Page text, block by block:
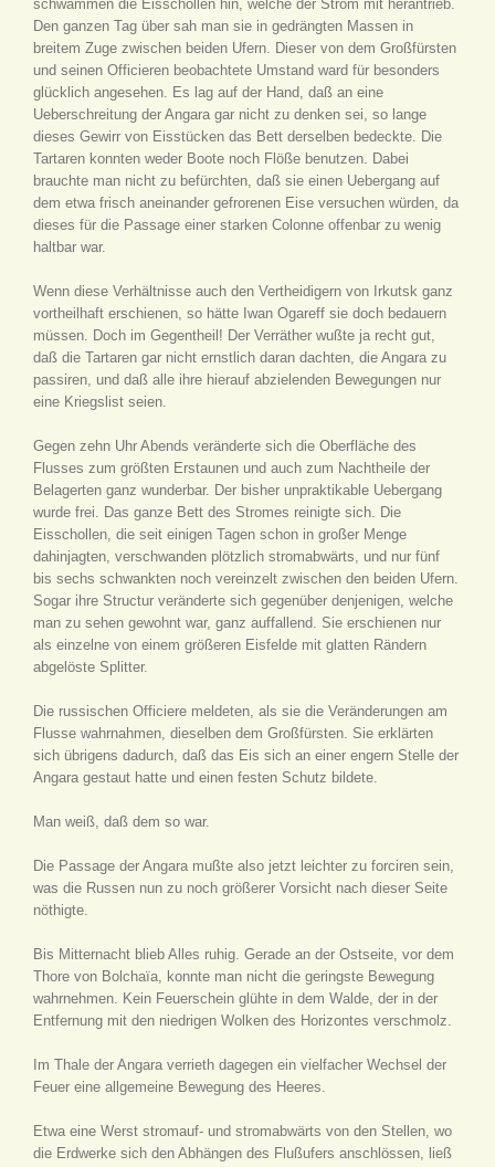
schwammen die Eisschollen hin, welche der Strom mit herantrieb.
Den ganzen Tag über sah man sie in gedrängten Massen in
breitem Zuge zwischen beiden Ufern. Dieser von dem Großfürsten
und seinen Officieren beobachtete Umstand ward für besonders
glücklich angesehen. Es lag auf der Hand, daß an eine
Ueberschreitung der Angara gar nicht zu denken sei, so lange
dieses Gewirr von Eisstücken das Bett derselben bedeckte. Die
Tartaren konnten weder Boote noch Flöße benutzen. Dabei
brauchte man nicht zu befürchten, daß sie einen Uebergang auf
dem etwa frisch aneinander gefrorenen Eise versuchen würden, da
dieses für die Passage einer starken Colonne offenbar zu wenig
haltbar war.
Wenn diese Verhältnisse auch den Vertheidigern von Irkutsk ganz
vortheilhaft erschienen, so hätte Iwan Ogareff sie doch bedauern
müssen. Doch im Gegentheil! Der Verräther wußte ja recht gut,
daß die Tartaren gar nicht ernstlich daran dachten, die Angara zu
passiren, und daß alle ihre hierauf abzielenden Bewegungen nur
eine Kriegslist seien.
Gegen zehn Uhr Abends veränderte sich die Oberfläche des
Flusses zum größten Erstaunen und auch zum Nachtheile der
Belagerten ganz wunderbar. Der bisher unpraktikable Uebergang
wurde frei. Das ganze Bett des Stromes reinigte sich. Die
Eisschollen, die seit einigen Tagen schon in großer Menge
dahinjagten, verschwanden plötzlich stromabwärts, und nur fünf
bis sechs schwankten noch vereinzelt zwischen den beiden Ufern.
Sogar ihre Structur veränderte sich gegenüber denjenigen, welche
man zu sehen gewohnt war, ganz auffallend. Sie erschienen nur
als einzelne von einem größeren Eisfelde mit glatten Rändern
abgelöste Splitter.
Die russischen Officiere meldeten, als sie die Veränderungen am
Flusse wahrnahmen, dieselben dem Großfürsten. Sie erklärten
sich übrigens dadurch, daß das Eis sich an einer engern Stelle der
Angara gestaut hatte und einen festen Schutz bildete.
Man weiß, daß dem so war.
Die Passage der Angara mußte also jetzt leichter zu forciren sein,
was die Russen nun zu noch größerer Vorsicht nach dieser Seite
nöthigte.
Bis Mitternacht blieb Alles ruhig. Gerade an der Ostseite, vor dem
Thore von Bolchaïa, konnte man nicht die geringste Bewegung
wahrnehmen. Kein Feuerschein glühte in dem Walde, der in der
Entfernung mit den niedrigen Wolken des Horizontes verschmolz.
Im Thale der Angara verrieth dagegen ein vielfacher Wechsel der
Feuer eine allgemeine Bewegung des Heeres.
Etwa eine Werst stromauf- und stromabwärts von den Stellen, wo
die Erdwerke sich den Abhängen des Flußufers anschlössen, ließ